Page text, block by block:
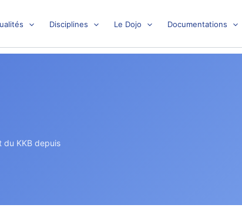
Disciplines Le Dojo Documentations
KKB depuis